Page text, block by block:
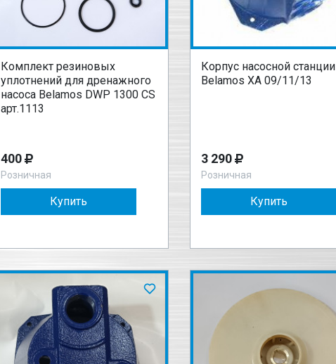
Комплект резиновых
уплотнений для дренажного
насоса Belamos DWP 1300 CS
арт.1113
400
Розничная
Купить
Корпус насосной станции
Belamos XA 09/11/13
3 290
Розничная
Купить